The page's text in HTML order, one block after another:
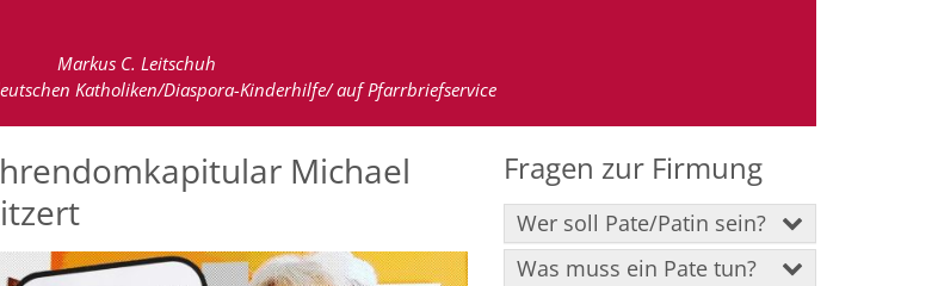
Markus C. Leitschuh
Katholiken/Diaspora-Kinderhilfe/ auf Pfarrbriefservice
Michael
Fragen zur Firmung
Wer soll Pate/Patin sein?
Was muss ein Pate tun?